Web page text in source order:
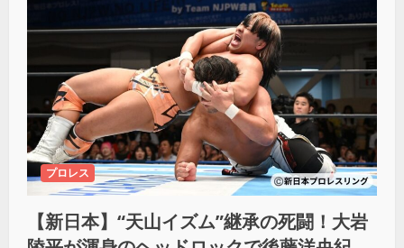
プロレス
【新日本】“天山イズム”継承の死闘！大岩